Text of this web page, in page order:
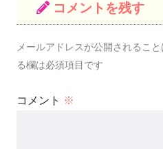
コメントを残す
メールアドレスが公開されること
る欄は必須項目です
コメント ※